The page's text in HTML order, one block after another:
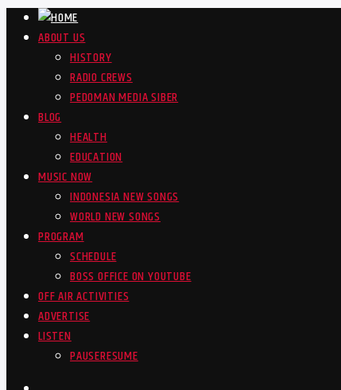
ABOUT US
HISTORY
RADIO CREWS
PEDOMAN MEDIA SIBER
BLOG
HEALTH
EDUCATION
MUSIC NOW
INDONESIA NEW SONGS
WORLD NEW SONGS
PROGRAM
SCHEDULE
BOSS OFFICE ON YOUTUBE
OFF AIR ACTIVITIES
ADVERTISE
LISTEN
PAUSERESUME